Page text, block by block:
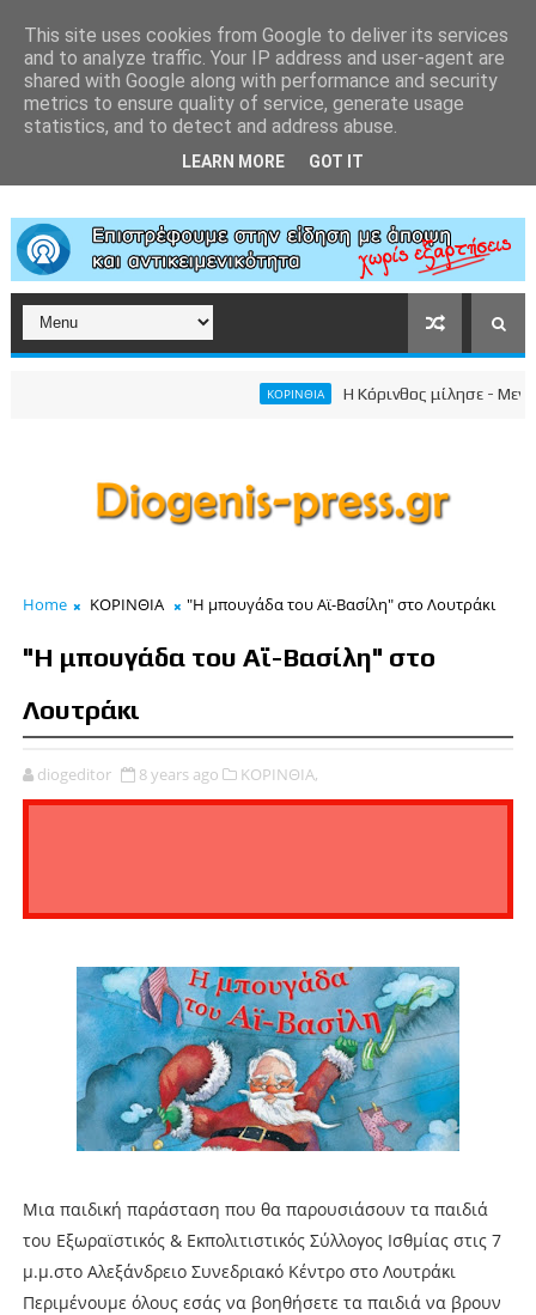
ΚΟΡΙΝΘΙΑ Η Κόρινθος μίλησε -
Home ΚΟΡΙΝΘΙΑ "Η μπουγάδα του Αϊ-Βασίλη" στο Λουτράκι
"Η μπουγάδα του Αϊ-Βασίλη" στο
Λουτράκι
diogeditor 8 years ago ΚΟΡΙΝΘΙΑ,
Μια παιδική παράσταση που θα παρουσιάσουν τα παιδιά
του Εξωραϊστικός & Εκπολιτιστικός Σύλλογος Ισθμίας στις 7
μ.μ.στο Αλεξάνδρειο Συνεδριακό Κέντρο στο Λουτράκι
Περιμένουμε όλους εσάς να βοηθήσετε τα παιδιά να βρουν
This site uses cookies from Google to deliver its services
and to analyze traffic. Your IP address and user-agent are
shared with Google along with performance and security
metrics to ensure quality of service, generate usage
statistics, and to detect and address abuse.
LEARN MORE GOT IT